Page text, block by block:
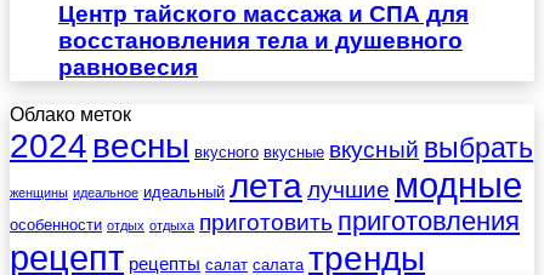
Центр тайского массажа и СПА для
восстановления тела и душевного
равновесия
Облако меток
2024 весны вкусного вкусные вкусный выбрать
женщины идеальное идеальный леталучшие модные
особенности отдых отдыха приготовить приготовления
рецепт рецепты салат салата тренды